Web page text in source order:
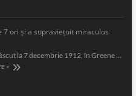
7 ori şi a supravieţuit miraculos
la 7 decembrie 1912, în Greene …
»